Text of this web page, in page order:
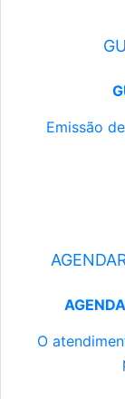
Emissão
O